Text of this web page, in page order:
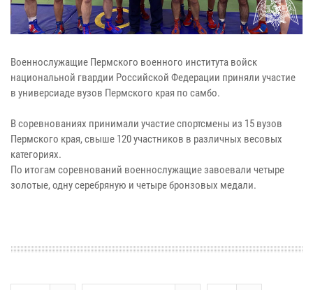
Военнослужащие Пермского военного института войск
национальной гвардии Российской Федерации приняли участие
в универсиаде вузов Пермского края по самбо.
В соревнованиях принимали участие спортсмены из 15 вузов
Пермского края, свыше 120 участников в различных весовых
категориях.
По итогам соревнований военнослужащие завоевали четыре
золотые, одну серебряную и четыре бронзовых медали.